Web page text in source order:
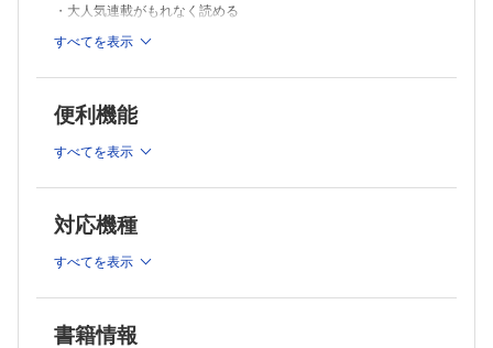
・大人気連載がもれなく読める
・勉強の習慣がつく！
トノート」とは
※本製品はPCでの閲覧も可能です。
境で閲覧可能なPDF版をご覧いただけます。詳細はこちらでご確
推奨ブラウザ： Firefox 最新版 / Google Chrome 最新版 / Safari
践」へ～頭から爪先まで、現場の診察手技と所見の意味を知って
すべてを表示
便利機能
すべてを表示
対応機種
すべてを表示
書籍情報